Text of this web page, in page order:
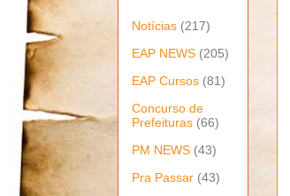
Notícias (217)
EAP NEWS (205)
EAP Cursos (81)
Concurso de
Prefeituras (66)
PM NEWS (43)
Pra Passar (43)